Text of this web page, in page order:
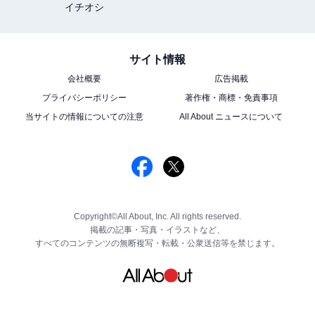
イチオシ
サイト情報
会社概要
広告掲載
プライバシーポリシー
著作権・商標・免責事項
当サイトの情報についての注意
All About ニュースについて
Copyright©All About, Inc. All rights reserved.
掲載の記事・写真・イラストなど、
すべてのコンテンツの無断複写・転載・公衆送信等を禁じます。